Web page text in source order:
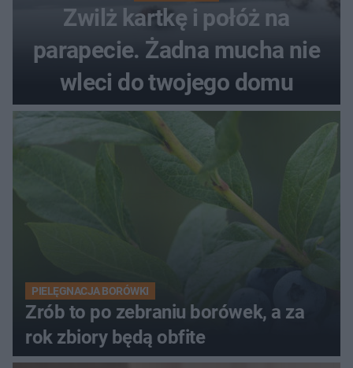
Zwilż kartkę i połóż na
parapecie. Żadna mucha nie
wleci do twojego domu
PIELĘGNACJA BORÓWKI
Zrób to po zebraniu borówek, a za
rok zbiory będą obfite